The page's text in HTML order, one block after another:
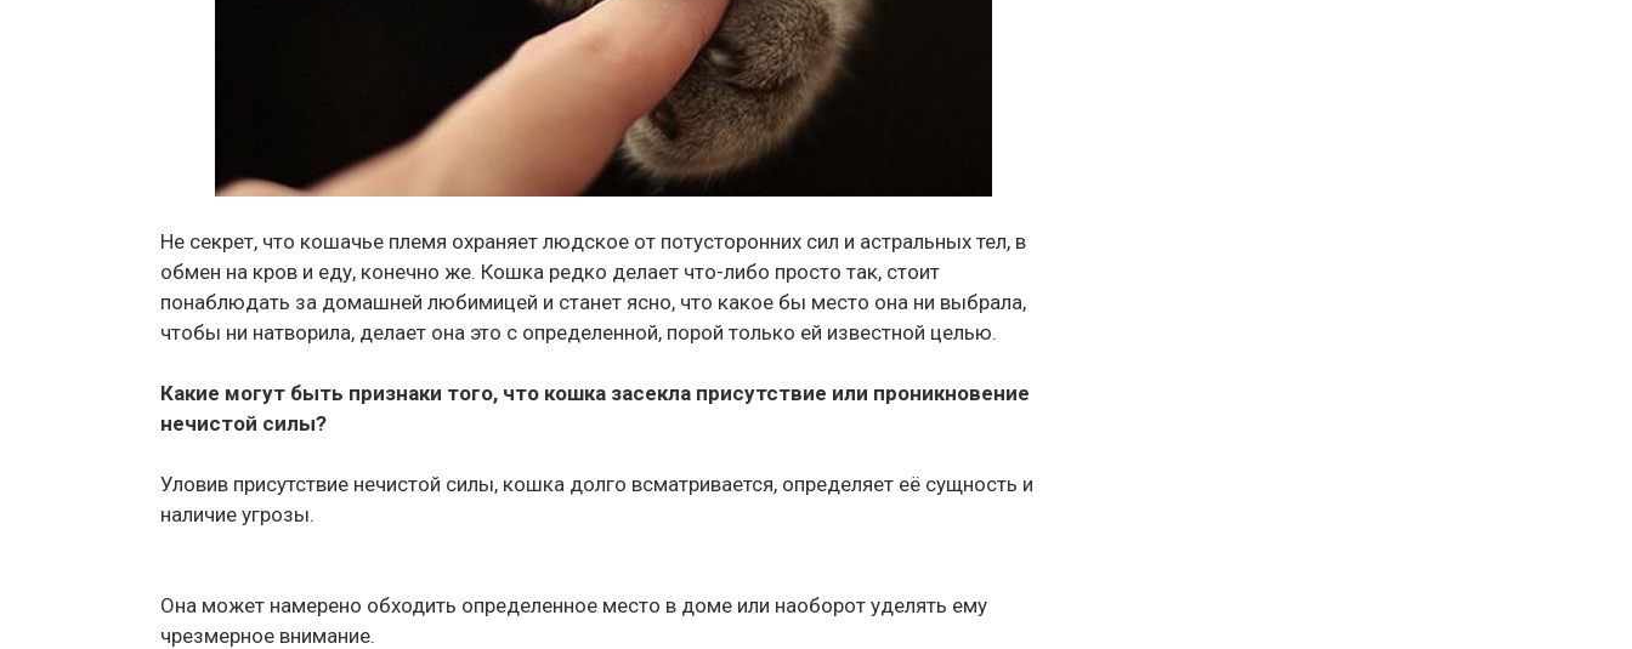
Не секрет, что кошачье племя охраняет людское от потусторонних сил и астральных тел, в
обмен на кров и еду, конечно же. Кошка редко делает что-либо просто так, стоит
понаблюдать за домашней любимицей и станет ясно, что какое бы место она ни выбрала,
чтобы ни натворила, делает она это с определенной, порой только ей известной целью.
Какие могут быть признаки того, что кошка засекла присутствие или проникновение
нечистой силы?
Уловив присутствие нечистой силы, кошка долго всматривается, определяет её сущность и
наличие угрозы.
Она может намерено обходить определенное место в доме или наоборот уделять ему
чрезмерное внимание.